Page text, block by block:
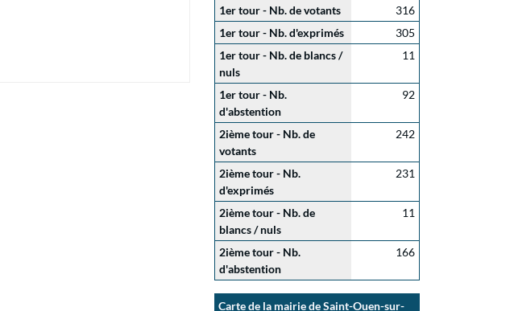
1er tour - Nb. de votants
316
1er tour - Nb. d'exprimés
305
1er tour - Nb. de blancs /
nuls
11
1er tour - Nb.
d'abstention
92
2ième tour - Nb. de
votants
242
2ième tour - Nb.
d'exprimés
231
2ième tour - Nb. de
blancs / nuls
11
2ième tour - Nb.
d'abstention
166
Carte de la mairie de Saint-Ouen-sur-